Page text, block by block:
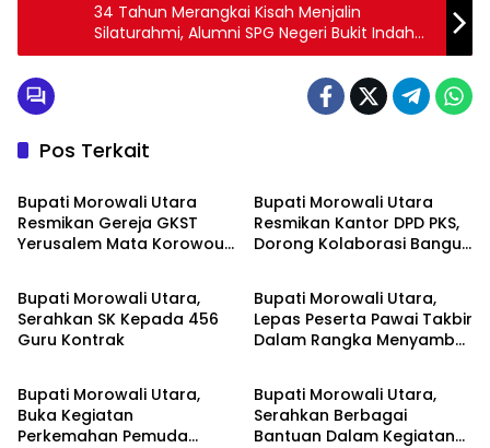
34 Tahun Merangkai Kisah Menjalin
Silaturahmi, Alumni SPG Negeri Bukit Indah
89 Luwuk Banggai
Pos Terkait
Pemda Morowali Utara
Bupati Morowali Utara
Resmikan Gereja GKST
Yerusalem Mata Korowou,
Bupati Morowali Utara
Resmikan Kantor DPD PKS,
Dorong Kolaborasi Bangun
Pemda Morowali Utara
Bupati Morowali Utara,
Serahkan SK Kepada 456
Guru Kontrak
Pemda Morowali Utara
Bupati Morowali Utara,
Lepas Peserta Pawai Takbir
Dalam Rangka Menyambut
Pemda Morowali Utara
Bupati Morowali Utara,
Buka Kegiatan
Perkemahan Pemuda
Pemda Morowali Utara
Bupati Morowali Utara,
Serahkan Berbagai
Bantuan Dalam Kegiatan